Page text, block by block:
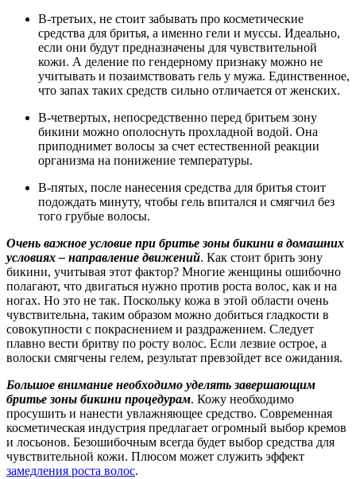
В-третьих, не стоит забывать про косметические
средства для бритья, а именно гели и муссы. Идеально,
если они будут предназначены для чувствительной
кожи. А деление по гендерному признаку можно не
учитывать и позаимствовать гель у мужа. Единственное,
что запах таких средств сильно отличается от женских.
В-четвертых, непосредственно перед бритьем зону
бикини можно ополоснуть прохладной водой. Она
приподнимет волосы за счет естественной реакции
организма на понижение температуры.
В-пятых, после нанесения средства для бритья стоит
подождать минуту, чтобы гель впитался и смягчил без
того грубые волосы.
Очень важное условие при бритье зоны бикини в домашних
условиях – направление движений. Как стоит брить зону
бикини, учитывая этот фактор? Многие женщины ошибочно
полагают, что двигаться нужно против роста волос, как и на
ногах. Но это не так. Поскольку кожа в этой области очень
чувствительна, таким образом можно добиться гладкости в
совокупности с покраснением и раздражением. Следует
плавно вести бритву по росту волос. Если лезвие острое, а
волоски смягчены гелем, результат превзойдет все ожидания.
Большое внимание необходимо уделять завершающим
бритье зоны бикини процедурам. Кожу необходимо
просушить и нанести увлажняющее средство. Современная
косметическая индустрия предлагает огромный выбор кремов
и лосьонов. Безошибочным всегда будет выбор средства для
чувствительной кожи. Плюсом может служить эффект
замедления роста волос.